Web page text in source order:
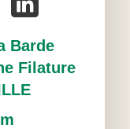
Barde
Filature